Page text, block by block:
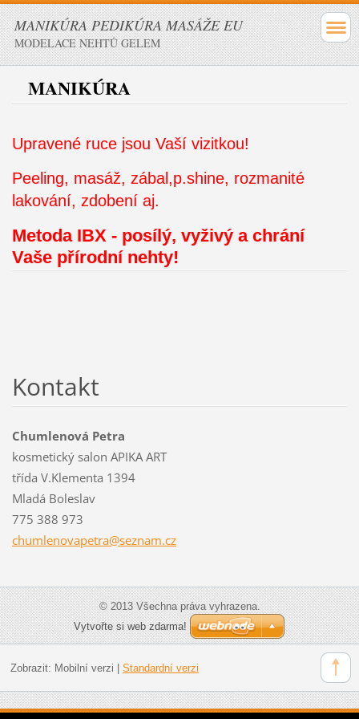
MANIKÚRA PEDIKÚRA MASÁŽE EU
MODELACE NEHTŮ GELEM
MANIKÚRA
Upravené ruce jsou Vaší vizitkou!
Peeling, masáž, zábal,p.shine, rozmanité
lakování, zdobení aj.
Metoda IBX - posílý, vyživý a chrání
Vaše přírodní nehty!
Kontakt
Chumlenová Petra
kosmetický salon APIKA ART
třída V.Klementa 1394
Mladá Boleslav
775 388 973
chumlenovapetra@seznam.cz
© 2013 Všechna práva vyhrazena.
Vytvořte si web zdarma!
Zobrazit: Mobilní verzi Standardní verzi